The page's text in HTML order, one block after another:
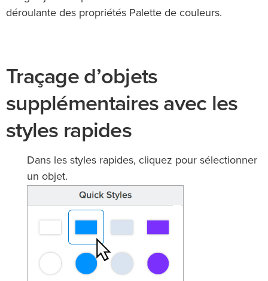
déroulante des propriétés Palette de couleurs.
Traçage d’objets
supplémentaires avec les
styles rapides
Dans les styles rapides, cliquez pour sélectionner
un objet.